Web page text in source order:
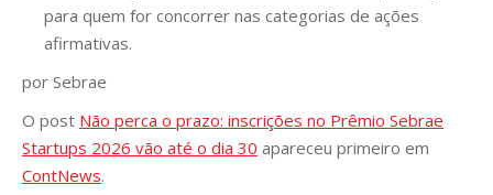
para quem for concorrer nas categorias de ações
afirmativas.
por Sebrae
O post Não perca o prazo: inscrições no Prêmio Sebrae
Startups 2026 vão até o dia 30 apareceu primeiro em
ContNews.